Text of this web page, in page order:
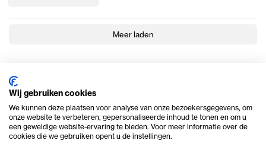
Meer laden
Wij gebruiken cookies
We kunnen deze plaatsen voor analyse van onze bezoekersgegevens, om
onze website te verbeteren, gepersonaliseerde inhoud te tonen en om u
een geweldige website-ervaring te bieden. Voor meer informatie over de
cookies die we gebruiken opent u de instellingen.